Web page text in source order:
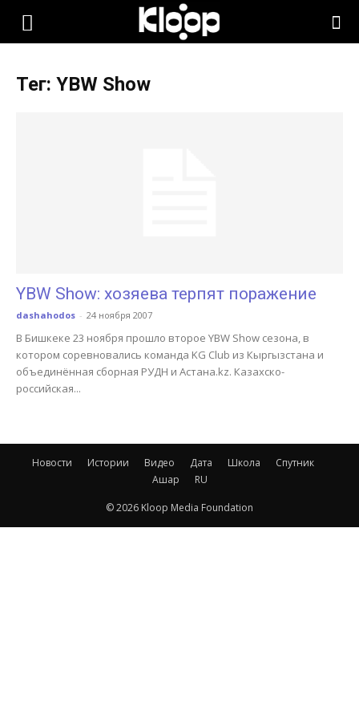
KLOOP.KG
Тег: YBW Show
YBW Show: хозяева терпят поражение
dashahodos - 24 ноября 2007
В Бишкеке 23 ноября прошло второе YBW Show сезона, в
котором соревновались команда KG Club из Кыргызстана и
объединённая сборная РУДН и Астана.kz. Казахско-
российская...
Новости Истории Видео Дата Школа
Спутник
Ашар
RU
© 2026 Kloop Media Foundation